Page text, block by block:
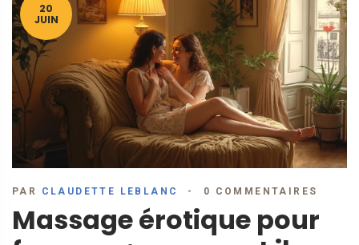
20
JUIN
PAR CLAUDETTE LEBLANC 0 COMMENTAIRES
Massage érotique pour